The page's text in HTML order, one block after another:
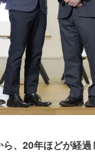
、20年ほどが経